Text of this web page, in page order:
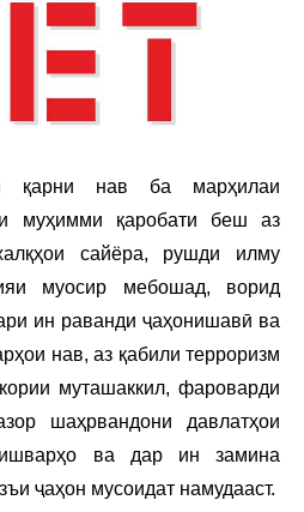
қарни нав ба марҳилаи
муҳимми қаробати беш аз
сайёра, рушди илму
муосир мебошад, ворид
ин раванди ҷаҳонишавӣ ва
нав, аз қабили терроризм
муташаккил, фароварди
шаҳрвандони давлатҳои
ва дар ин замина
ҷаҳон мусоидат намудааст.